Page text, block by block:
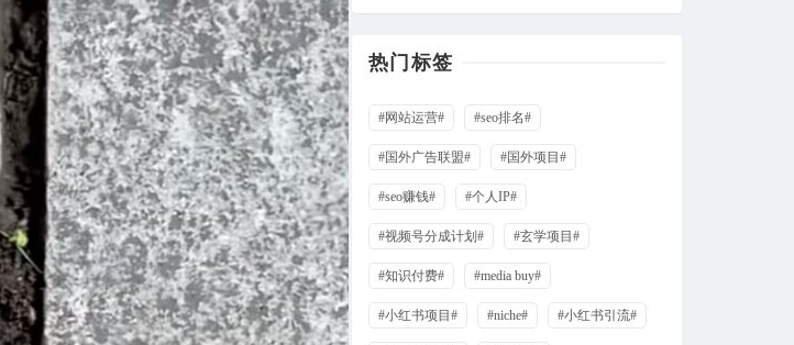
热门标签
#网站运营# #seo排名#
#国外广告联盟# #国外项目#
#seo赚钱# #个人IP#
#视频号分成计划# #玄学项目#
#知识付费# #media buy#
#小红书项目# #niche# #小红书引流#